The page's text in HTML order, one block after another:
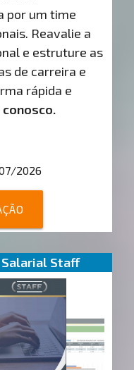
por um time
Reavalie a
e estruture as
de carreira e
rápida e
2026
Salarial Staff